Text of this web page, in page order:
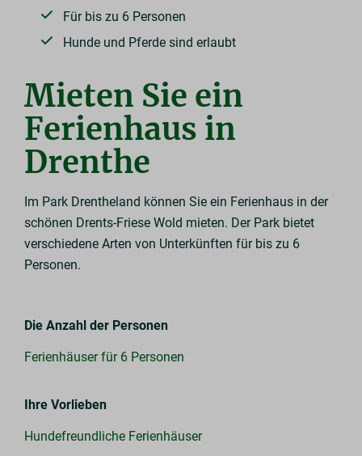
Für bis zu 6 Personen
Hunde und Pferde sind erlaubt
Mieten Sie ein
Ferienhaus in
Drenthe
Im Park Drentheland können Sie ein Ferienhaus in der
schönen Drents-Friese Wold mieten. Der Park bietet
verschiedene Arten von Unterkünften für bis zu 6
Personen.
Die Anzahl der Personen
Ferienhäuser für 6 Personen
Ihre Vorlieben
Hundefreundliche Ferienhäuser